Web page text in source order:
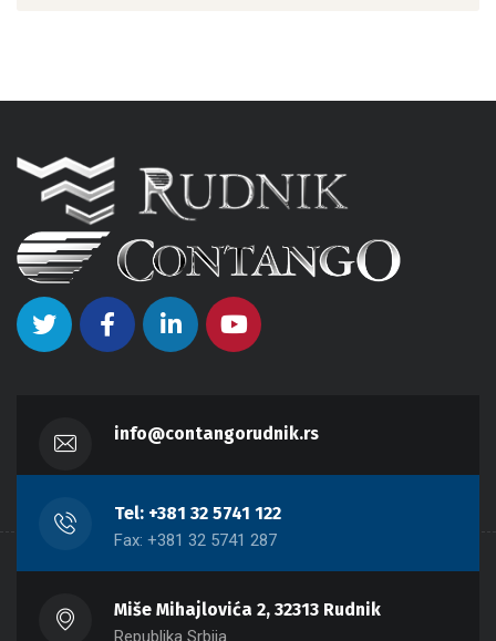
info@contangorudnik.rs
Tel: +381 32 5741 122
Fax: +381 32 5741 287
Miše Mihajlovića 2, 32313 Rudnik
Republika Srbija